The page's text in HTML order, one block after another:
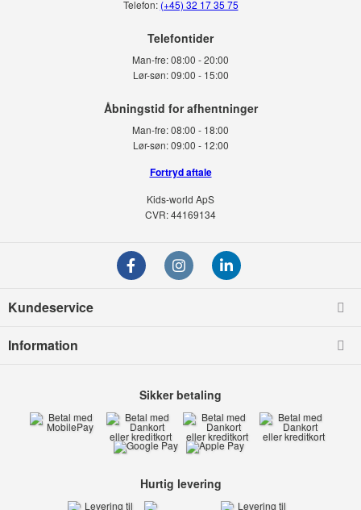
Telefon: (+45) 32 17 35 75
Telefontider
Man-fre:08:00 - 20:00
Lør-søn: 09:00 - 15:00
Man-fre:08:00 - 18:00
Lør-søn:09:00 - 12:00
Fortryd aftale
Kids-world ApS
CVR: 44169134
Kundeservice
Information
Sikker betaling
Hurtig levering